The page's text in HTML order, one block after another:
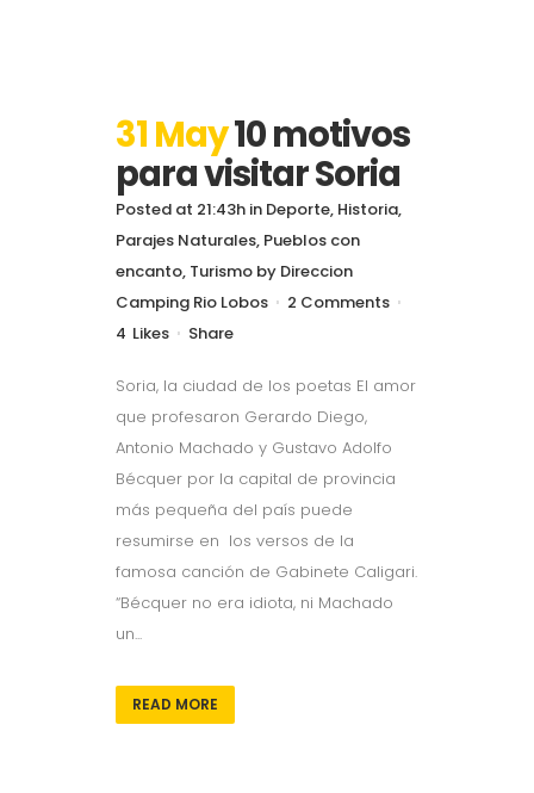
31 May10 motivos
para visitar Soria
Posted at 21:43h in Deporte, Historia,
Parajes Naturales, Pueblos con
encanto, Turismo by Direccion
Camping Rio Lobos
2 Comments
4 Likes Share
Soria, la ciudad de los poetas El amor
que profesaron Gerardo Diego,
Antonio Machado y Gustavo Adolfo
Bécquer por la capital de provincia
más pequeña del país puede
resumirse en los versos de la
famosa canción de Gabinete Caligari.
“Bécquer no era idiota, ni Machado
un...
READ MORE